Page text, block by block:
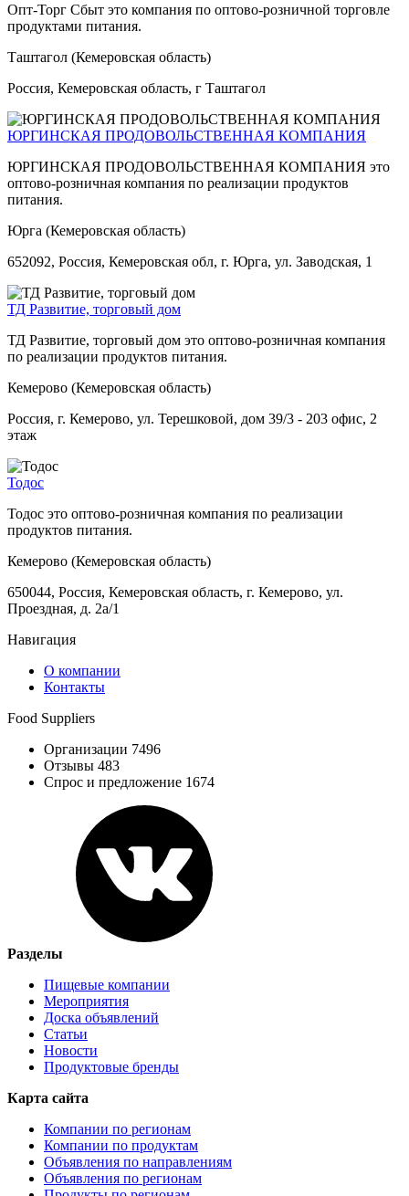
Опт-Торг Сбыт это компания по оптово-розничной торговле
продуктами питания.
Таштагол (Кемеровская область)
Россия, Кемеровская область, г Таштагол
ЮРГИНСКАЯ ПРОДОВОЛЬСТВЕННАЯ КОМПАНИЯ
ЮРГИНСКАЯ ПРОДОВОЛЬСТВЕННАЯ КОМПАНИЯ это
оптово-розничная компания по реализации продуктов
питания.
Юрга (Кемеровская область)
652092, Россия, Кемеровская обл, г. Юрга, ул. Заводская, 1
ТД Развитие, торговый дом
ТД Развитие, торговый дом это оптово-розничная компания
по реализации продуктов питания.
Кемерово (Кемеровская область)
Россия, г. Кемерово, ул. Терешковой, дом 39/3 - 203 офис, 2
этаж
Тодос
Тодос это оптово-розничная компания по реализации
продуктов питания.
Кемерово (Кемеровская область)
650044, Россия, Кемеровская область, г. Кемерово, ул.
Проездная, д. 2а/1
Навигация
О компании
Контакты
Food Suppliers
Организации 7496
Отзывы 483
Спрос и предложение 1674
Разделы
Пищевые компании
Мероприятия
Доска объявлений
Статьи
Новости
Продуктовые бренды
Карта сайта
Компании по регионам
Компании по продуктам
Объявления по направлениям
Объявления по регионам